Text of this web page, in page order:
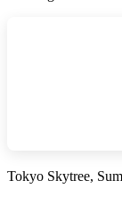
Tokyo Skytree,